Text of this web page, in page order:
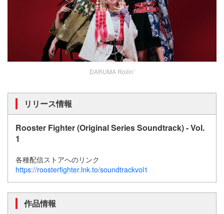
DARUMA Rollin’
リリース情報
Rooster Fighter (Original Series Soundtrack) - Vol.
1
各種配信ストアへのリンク
https://roosterfighter.lnk.to/soundtrackvol1
作品情報